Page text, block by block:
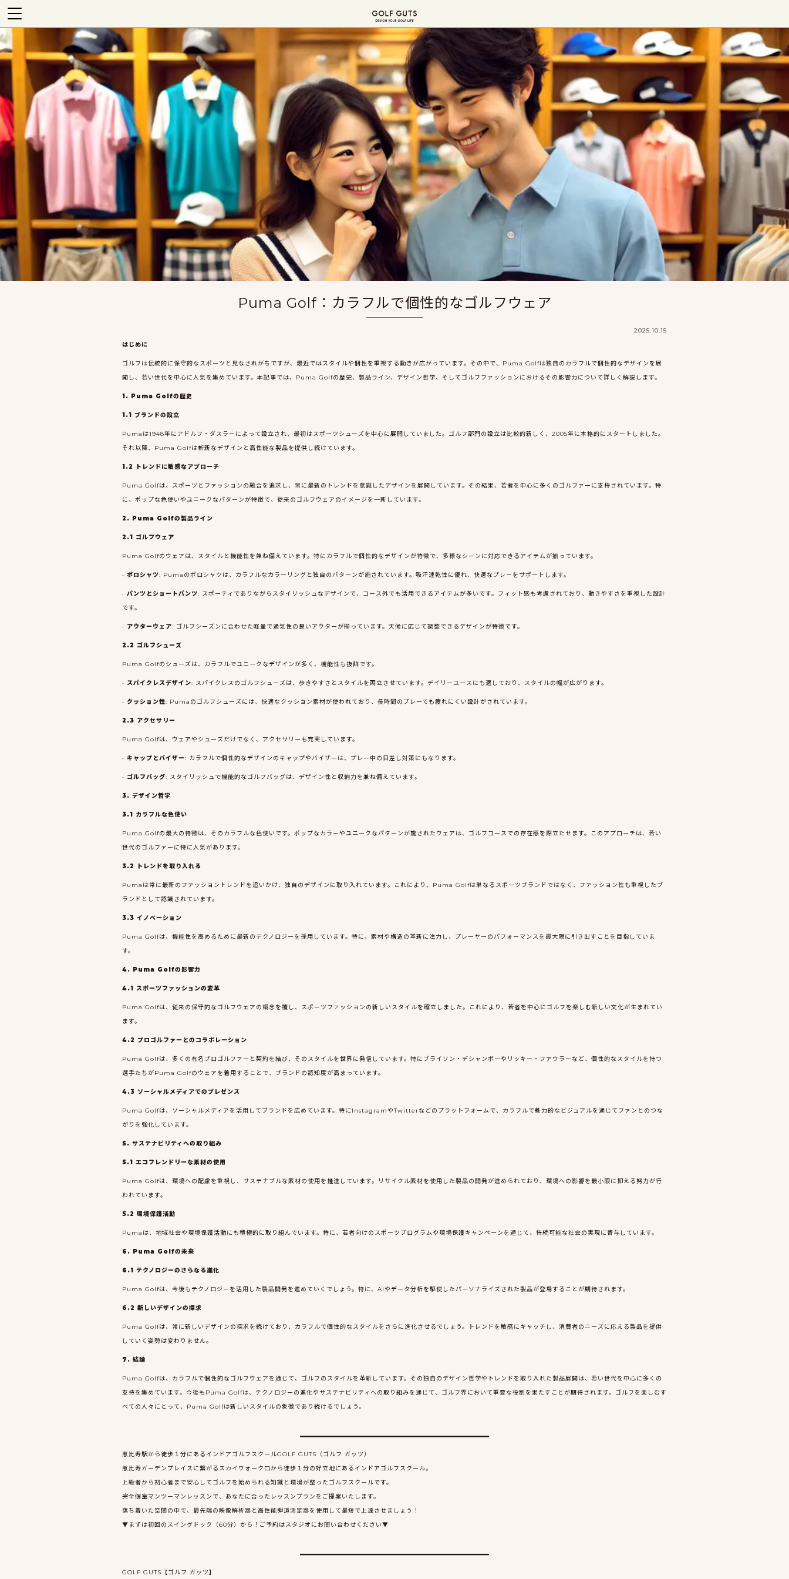
Puma Golf：カラフルで個性的なゴルフウェア
2025.10.15
はじめに
ゴルフは伝統的に保守的なスポーツと見なされがちですが、最近ではスタイルや個性を重視する動きが広がっています。その中で、Puma Golfは独自のカラフルで個性的なデザインを展
開し、若い世代を中心に人気を集めています。本記事では、Puma Golfの歴史、製品ライン、デザイン哲学、そしてゴルフファッションにおけるその影響力について詳しく解説します。
1. Puma Golfの歴史
1.1 ブランドの設立
Pumaは1948年にアドルフ・ダスラーによって設立され、最初はスポーツシューズを中心に展開していました。ゴルフ部門の設立は比較的新しく、2005年に本格的にスタートしました。
それ以降、Puma Golfは斬新なデザインと高性能な製品を提供し続けています。
1.2 トレンドに敏感なアプローチ
Puma Golfは、スポーツとファッションの融合を追求し、常に最新のトレンドを意識したデザインを展開しています。その結果、若者を中心に多くのゴルファーに支持されています。特
に、ポップな色使いやユニークなパターンが特徴で、従来のゴルフウェアのイメージを一新しています。
2. Puma Golfの製品ライン
2.1 ゴルフウェア
Puma Golfのウェアは、スタイルと機能性を兼ね備えています。特にカラフルで個性的なデザインが特徴で、多様なシーンに対応できるアイテムが揃っています。
• ポロシャツ: Pumaのポロシャツは、カラフルなカラーリングと独自のパターンが施されています。吸汗速乾性に優れ、快適なプレーをサポートします。
• パンツとショートパンツ: スポーティでありながらスタイリッシュなデザインで、コース外でも活用できるアイテムが多いです。フィット感も考慮されており、動きやすさを重視した設計
です。
• アウターウェア: ゴルフシーズンに合わせた軽量で通気性の良いアウターが揃っています。天候に応じて調整できるデザインが特徴です。
2.2 ゴルフシューズ
Puma Golfのシューズは、カラフルでユニークなデザインが多く、機能性も抜群です。
• スパイクレスデザイン: スパイクレスのゴルフシューズは、歩きやすさとスタイルを両立させています。デイリーユースにも適しており、スタイルの幅が広がります。
• クッション性: Pumaのゴルフシューズには、快適なクッション素材が使われており、長時間のプレーでも疲れにくい設計がされています。
2.3 アクセサリー
Puma Golfは、ウェアやシューズだけでなく、アクセサリーも充実しています。
• キャップとバイザー: カラフルで個性的なデザインのキャップやバイザーは、プレー中の日差し対策にもなります。
• ゴルフバッグ: スタイリッシュで機能的なゴルフバッグは、デザイン性と収納力を兼ね備えています。
3. デザイン哲学
3.1 カラフルな色使い
Puma Golfの最大の特徴は、そのカラフルな色使いです。ポップなカラーやユニークなパターンが施されたウェアは、ゴルフコースでの存在感を際立たせます。このアプローチは、若い
世代のゴルファーに特に人気があります。
3.2 トレンドを取り入れる
Pumaは常に最新のファッショントレンドを追いかけ、独自のデザインに取り入れています。これにより、Puma Golfは単なるスポーツブランドではなく、ファッション性も重視したブ
ランドとして認識されています。
3.3 イノベーション
Puma Golfは、機能性を高めるために最新のテクノロジーを採用しています。特に、素材や構造の革新に注力し、プレーヤーのパフォーマンスを最大限に引き出すことを目指していま
す。
4. Puma Golfの影響力
4.1 スポーツファッションの変革
Puma Golfは、従来の保守的なゴルフウェアの概念を覆し、スポーツファッションの新しいスタイルを確立しました。これにより、若者を中心にゴルフを楽しむ新しい文化が生まれてい
ます。
4.2 プロゴルファーとのコラボレーション
Puma Golfは、多くの有名プロゴルファーと契約を結び、そのスタイルを世界に発信しています。特にブライソン・デシャンボーやリッキー・ファウラーなど、個性的なスタイルを持つ
選手たちがPuma Golfのウェアを着用することで、ブランドの認知度が高まっています。
4.3 ソーシャルメディアでのプレゼンス
Puma Golfは、ソーシャルメディアを活用してブランドを広めています。特にInstagramやTwitterなどのプラットフォームで、カラフルで魅力的なビジュアルを通じてファンとのつな
がりを強化しています。
5. サステナビリティへの取り組み
5.1 エコフレンドリーな素材の使用
Puma Golfは、環境への配慮を重視し、サステナブルな素材の使用を推進しています。リサイクル素材を使用した製品の開発が進められており、環境への影響を最小限に抑える努力が行
われています。
5.2 環境保護活動
Pumaは、地域社会や環境保護活動にも積極的に取り組んでいます。特に、若者向けのスポーツプログラムや環境保護キャンペーンを通じて、持続可能な社会の実現に寄与しています。
6. Puma Golfの未来
6.1 テクノロジーのさらなる進化
Puma Golfは、今後もテクノロジーを活用した製品開発を進めていくでしょう。特に、AIやデータ分析を駆使したパーソナライズされた製品が登場することが期待されます。
6.2 新しいデザインの探求
Puma Golfは、常に新しいデザインの探求を続けており、カラフルで個性的なスタイルをさらに進化させるでしょう。トレンドを敏感にキャッチし、消費者のニーズに応える製品を提供
していく姿勢は変わりません。
7. 結論
Puma Golfは、カラフルで個性的なゴルフウェアを通じて、ゴルフのスタイルを革新しています。その独自のデザイン哲学やトレンドを取り入れた製品展開は、若い世代を中心に多くの
支持を集めています。今後もPuma Golfは、テクノロジーの進化やサステナビリティへの取り組みを通じて、ゴルフ界において重要な役割を果たすことが期待されます。ゴルフを楽しむす
べての人々にとって、Puma Golfは新しいスタイルの象徴であり続けるでしょう。
恵比寿駅から徒歩１分にあるインドアゴルフスクールGOLF GUTS（ゴルフ ガッツ）
恵比寿ガーデンプレイスに繋がるスカイウォーク口から徒歩１分の好立地にあるインドアゴルフスクール。
上級者から初心者まで安心してゴルフを始められる知識と環境が整ったゴルフスクールです。
完全個室マンツーマンレッスンで、あなたに合ったレッスンプランをご提案いたします。
落ち着いた空間の中で、最先端の映像解析器と高性能弾道測定器を使用して最短で上達させましょう！
▼まずは初回のスイングドック（60分）から！ご予約はスタジオにお問い合わせください▼
GOLF GUTS【ゴルフ ガッツ】